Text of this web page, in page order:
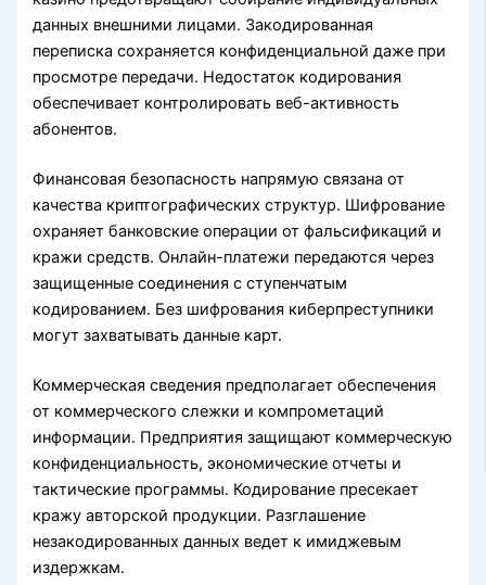
данных внешними лицами. Закодированная
переписка сохраняется конфиденциальной даже при
просмотре передачи. Недостаток кодирования
обеспечивает контролировать веб-активность
абонентов.
Финансовая безопасность напрямую связана от
качества криптографических структур. Шифрование
охраняет банковские операции от фальсификаций и
кражи средств. Онлайн-платежи передаются через
защищенные соединения с ступенчатым
кодированием. Без шифрования киберпреступники
могут захватывать данные карт.
Коммерческая сведения предполагает обеспечения
от коммерческого слежки и компрометаций
информации. Предприятия защищают коммерческую
конфиденциальность, экономические отчеты и
тактические программы. Кодирование пресекает
кражу авторской продукции. Разглашение
незакодированных данных ведет к имиджевым
издержкам.